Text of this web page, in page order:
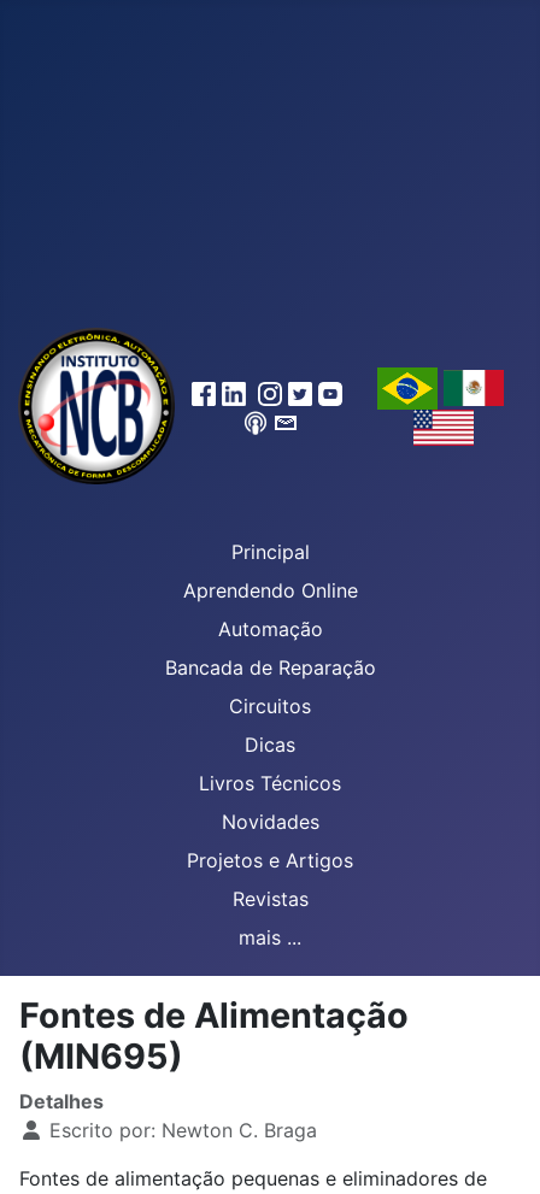
Principal
Aprendendo Online
Automação
Bancada de Reparação
Circuitos
Dicas
Livros Técnicos
Novidades
Projetos e Artigos
Revistas
mais ...
Fontes de Alimentação
(MIN695)
Detalhes
Escrito por: Newton C. Braga
Fontes de alimentação pequenas e eliminadores de